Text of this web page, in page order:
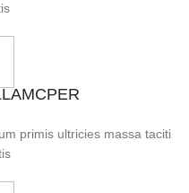
primis ultricies massa taciti